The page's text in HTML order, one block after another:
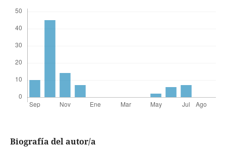
Biografía del autor/a